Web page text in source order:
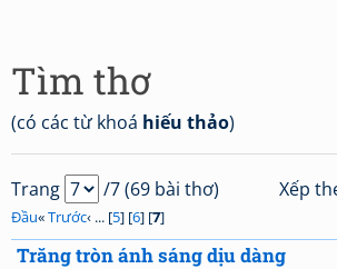
Tìm thơ
(có các từ khoá hiếu thảo)
Xếp
Trang /7 (69 bài thơ)
Đầu«Trước‹ ... [5] [6] [7]
Trăng tròn ánh sáng dịu dàng